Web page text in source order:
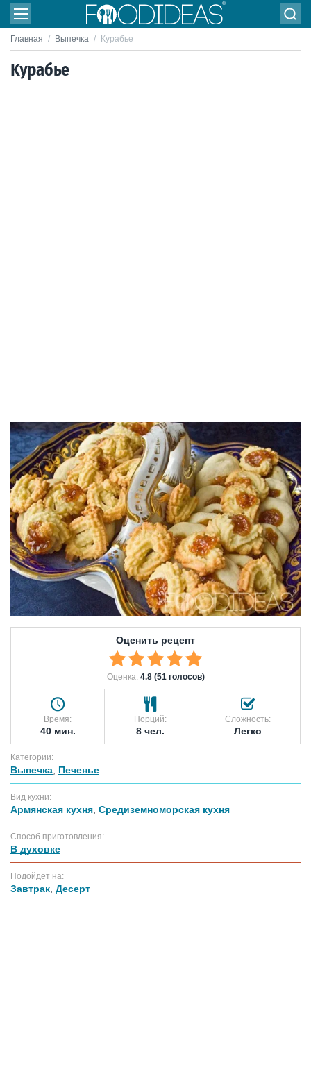
Главная / Выпечка / Курабье
Курабье
Оценить рецепт
Оценка: 4.8 (51 голосов)
Время:
40 мин.
Порций:
8 чел.
Сложность:
Легко
Категории:
Выпечка Печенье
Вид кухни:
Армянская кухня Средиземноморская кухня
Способ приготовления:
В духовке
Подойдет на:
Завтрак Десерт